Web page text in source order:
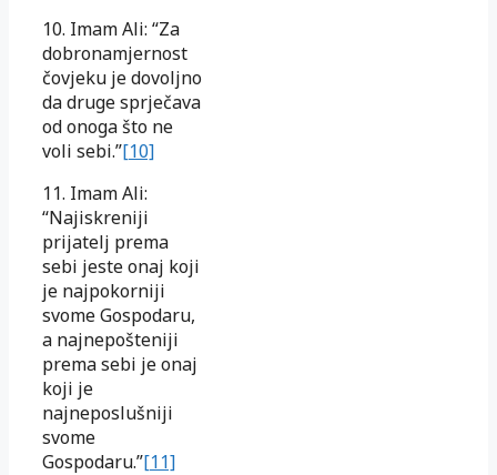
10. Imam Ali: “Za
dobronamjernost
čovjeku je dovoljno
da druge sprječava
od onoga što ne
voli sebi.”[10]
11. Imam Ali:
“Najiskreniji
prijatelj prema
sebi jeste onaj koji
je najpokorniji
svome Gospodaru,
a najnepošteniji
prema sebi je onaj
koji je
najneposlušniji
svome
Gospodaru.”[11]